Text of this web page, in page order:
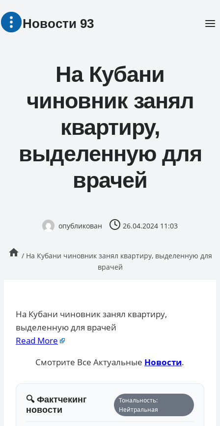
Перейти
Новости 93
На Кубани
чиновник занял
квартиру,
выделенную для
врачей
опубликован 26.04.2024 11:03
/ На Кубани чиновник занял квартиру, выделенную для
врачей
На Кубани чиновник занял квартиру,
выделенную для врачей
Read More
Смотрите Все Актуальные Новости.
🔍 Фактчекинг
новости
Тональность:
Нейтральная